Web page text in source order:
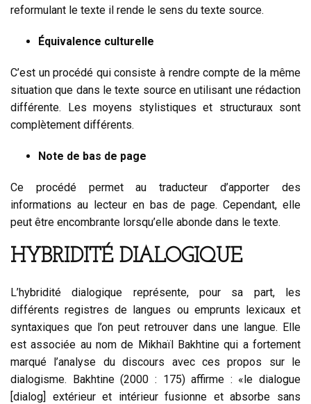
reformulant le texte il rende le sens du texte source.
Équivalence culturelle
C’est un procédé qui consiste à rendre compte de la même
situation que dans le texte source en utilisant une rédaction
différente. Les moyens stylistiques et structuraux sont
complètement différents.
Note de bas de page
Ce procédé permet au traducteur d’apporter des
informations au lecteur en bas de page. Cependant, elle
peut être encombrante lorsqu’elle abonde dans le texte.
HYBRIDITÉ DIALOGIQUE
L’hybridité dialogique représente, pour sa part, les
différents registres de langues ou emprunts lexicaux et
syntaxiques que l’on peut retrouver dans une langue. Elle
est associée au nom de Mikhaïl Bakhtine qui a fortement
marqué l’analyse du discours avec ces propos sur le
dialogisme. Bakhtine (2000 : 175) affirme : «le dialogue
[dialog] extérieur et intérieur fusionne et absorbe sans